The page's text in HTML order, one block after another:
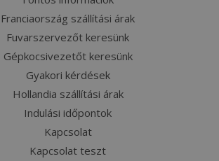
Franciaország szállítási árak
Fuvarszervezőt keresünk
Gépkocsivezetőt keresünk
Gyakori kérdések
Hollandia szállítási árak
Indulási időpontok
Kapcsolat
Kapcsolat teszt